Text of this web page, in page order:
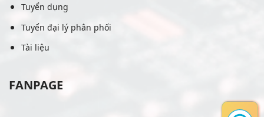
Tuyển dụng
Tuyển đại lý phân phối
Tài liệu
FANPAGE